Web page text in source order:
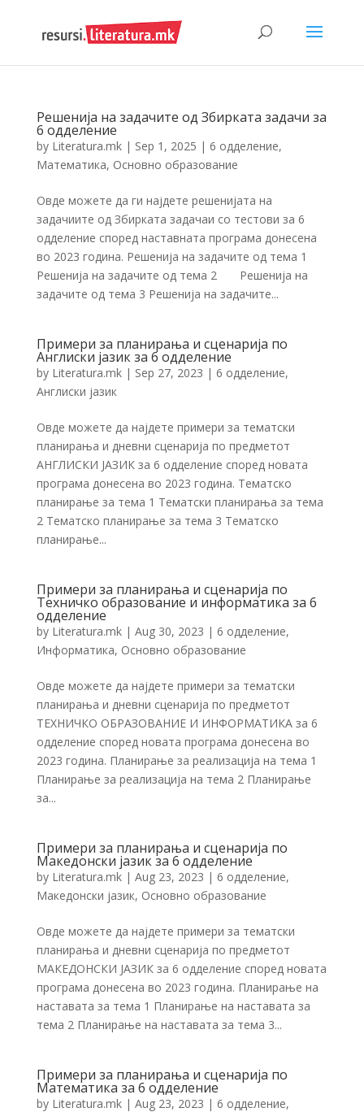
Решенија на задачите од Збирката задачи за
6 одделение
by Literatura.mk| Sep 1, 2025 | 6 одделение,
Математика, Основно образование
Овде можете да ги најдете решенијата на
задачиите од Збирката задачаи со тестови за 6
одделение според наставната програма донесена
во 2023 година. Решенија на задачите од тема 1
Решенија на задачите од тема 2 Решенија на
задачите од тема 3 Решенија на задачите...
Примери за планирања и сценарија по
Англиски јазик за 6 одделение
by Literatura.mk| Sep 27, 2023 | 6 одделение,
Англиски јазик
Овде можете да најдете примери за тематски
планирања и дневни сценарија по предметот
АНГЛИСКИ ЈАЗИК за 6 одделение според новата
програма донесена во 2023 година. Тематско
планирање за тема 1 Тематски планирања за тема
2 Тематско планирање за тема 3 Тематско
планирање...
Примери за планирања и сценарија по
Техничко образование и информатика за 6
одделение
by Literatura.mk| Aug 30, 2023 | 6 одделение,
Информатика, Основно образование
Овде можете да најдете примери за тематски
планирања и дневни сценарија по предметот
ТЕХНИЧКО ОБРАЗОВАНИЕ И ИНФОРМАТИКА за 6
одделение според новата програма донесена во
2023 година. Планирање за реализација на тема 1
Планирање за реализација на тема 2 Планирање
за...
Примери за планирања и сценарија по
Македонски јазик за 6 одделение
by Literatura.mk| Aug 23, 2023 | 6 одделение,
Македонски јазик, Основно образование
Овде можете да најдете примери за тематски
планирања и дневни сценарија по предметот
МАКЕДОНСКИ ЈАЗИК за 6 одделение според новата
програма донесена во 2023 година. Планирање на
наставата за тема 1 Планирање на наставата за
тема 2 Планирање на наставата за тема 3...
Примери за планирања и сценарија по
Математика за 6 одделение
by Literatura.mk| Aug 23, 2023 | 6 одделение,